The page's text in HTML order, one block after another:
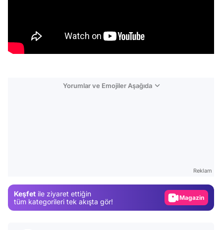
Yorumlar ve Emojiler Aşağıda
Reklam
Keşfet ile ziyaret ettiğin
tüm kategorileri tek akışta gör!
Magazin